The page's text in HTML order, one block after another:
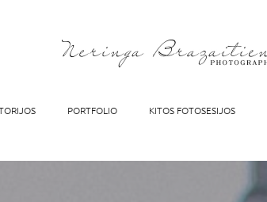
PORTFOLIO KITOS FOTOSESIJOS